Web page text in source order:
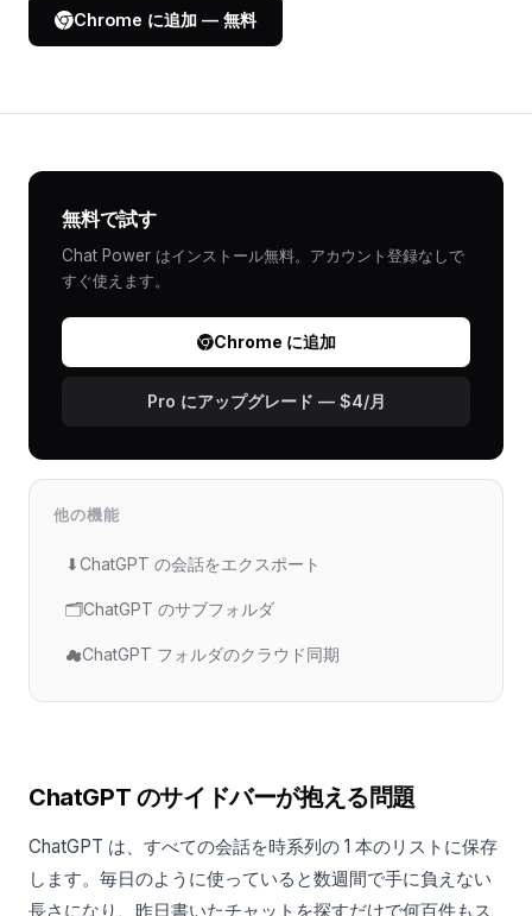
Chrome に追加 — 無料
ChatGPT のサイドバーが抱える問題
ChatGPT は、すべての会話を時系列の 1 本のリストに保存
します。毎日のように使っていると数週間で手に負えない
長さになり、昨日書いたチャットを探すだけで何百件もス
無料で試す
Chat Power はインストール無料。アカウント登録なしで
すぐ使えます。
Chrome に追加
Pro にアップグレード — $4/月
他の機能
⬇ChatGPT の会話をエクスポート
🗂️ChatGPT のサブフォルダ
☁ChatGPT フォルダのクラウド同期